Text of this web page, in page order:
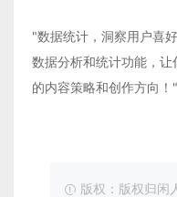
"数据统计，洞察用户喜
数据分析和统计功能，
的内容策略和创作方向！"
版权：版权归闲